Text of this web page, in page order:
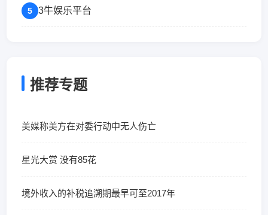
5 3牛娱乐平台
推荐专题
美媒称美方在对委行动中无人伤亡
星光大赏 没有85花
境外收入的补税追溯期最早可至2017年